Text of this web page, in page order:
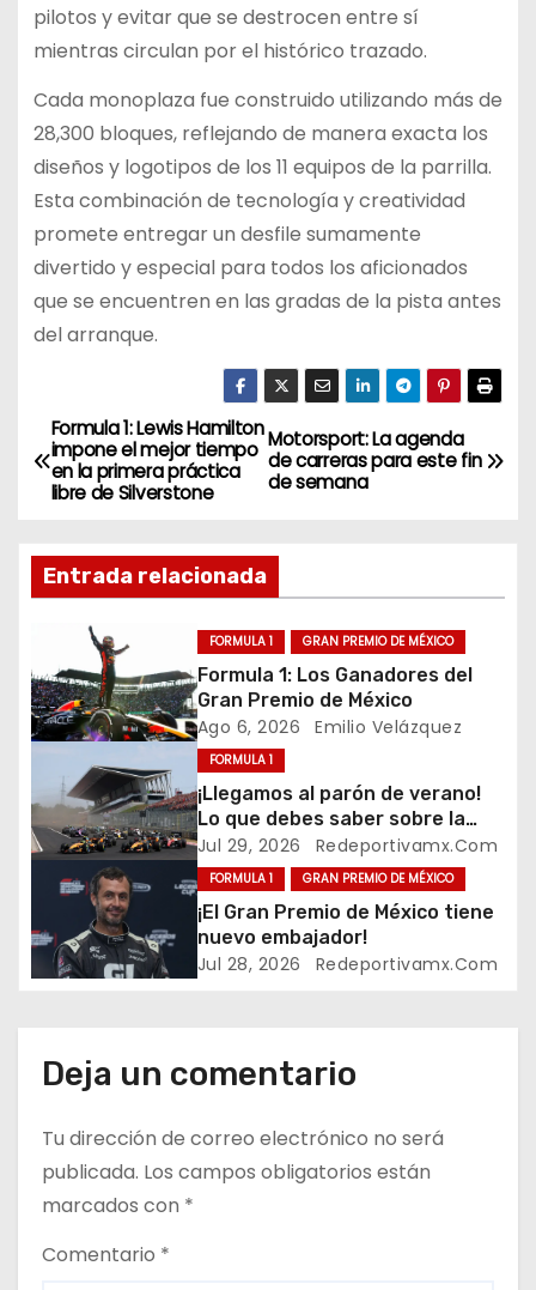
pilotos y evitar que se destrocen entre sí
mientras circulan por el histórico trazado.
Cada monoplaza fue construido utilizando más de
28,300 bloques, reflejando de manera exacta los
diseños y logotipos de los 11 equipos de la parrilla.
Esta combinación de tecnología y creatividad
promete entregar un desfile sumamente
divertido y especial para todos los aficionados
que se encuentren en las gradas de la pista antes
del arranque.
N
a
e
a
c
i
ó
d
n
t
r
a
Motorsport: La agenda
de carreras para este fin
de semana
Formula 1: Lewis Hamilton
impone el mejor tiempo
en la primera práctica
libre de Silverstone
Entrada relacionada
FORMULA 1 GRAN PREMIO DE MÉXICO
Formula 1: Los Ganadores del
Gran Premio de México
Ago 6, 2026 Emilio Velázquez
FORMULA 1
¡Llegamos al parón de verano!
Lo que debes saber sobre la
mitad de la temporada 2026 de
Formula 1
Jul 29, 2026 Redeportivamx.com
FORMULA 1 GRAN PREMIO DE MÉXICO
¡El Gran Premio de México tiene
nuevo embajador!
Jul 28, 2026 Redeportivamx.com
Deja un comentario
Tu dirección de correo electrónico no será
publicada. Los campos obligatorios están
marcados con *
Comentario *